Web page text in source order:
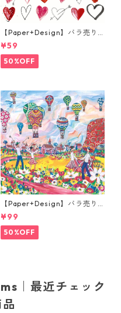
【Paper+Design】バラ売り2
枚 カクテルサイズ ペーパーナ
プキン Cupids arrow ホワイ
ト
¥59
50%OFF
【Paper+Design】バラ売り2
枚 ランチサイズ ペーパーナプ
キン Portchie Art Children's
Festival in Dinkelsbuhl ライ
トブルー
¥99
50%OFF
｜最近チェック